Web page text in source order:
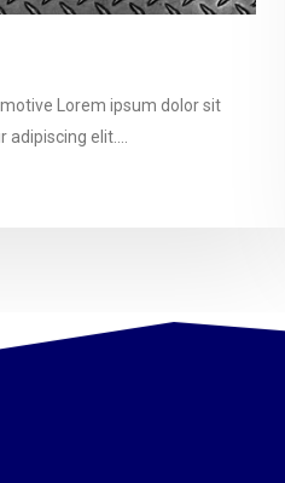
Lorem ipsum dolor sit
adipiscing elit....